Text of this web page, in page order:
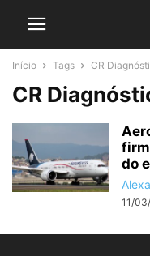
Início Tags CR
CR
do
11/